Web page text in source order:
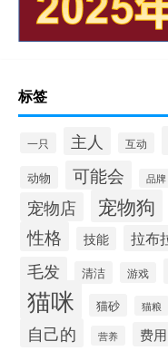
标签
一只 主人 互动
动物 可能会 品牌
宠物店 宠物狗
性格 技能 拉布
毛发 清洁 游戏
猫咪 猫砂 猫粮
自己的 营养 费用